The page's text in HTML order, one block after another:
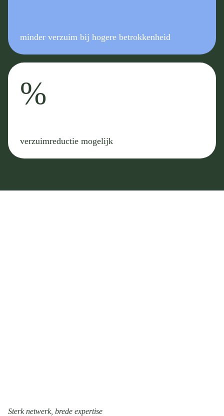
minder verzuim bij hogere betrokkenheid
%
verzuimreductie mogelijk
Sterk netwerk, brede expertise